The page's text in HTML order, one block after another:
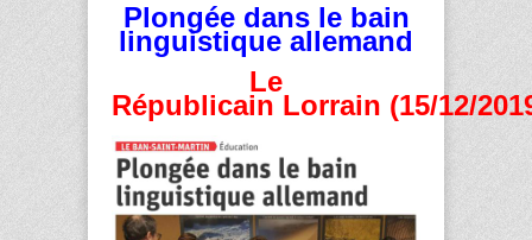
Plongée dans le bain
linguistique allemand
Le
Républicain Lorrain (15/12/